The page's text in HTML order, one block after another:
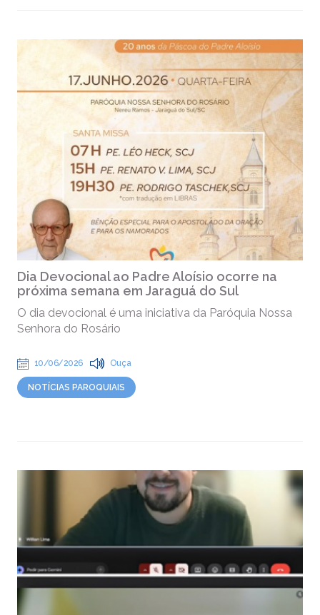
Dia Devocional ao Padre Aloísio ocorre na
próxima semana em Jaraguá do Sul
O dia devocional é uma iniciativa da Paróquia Nossa
Senhora do Rosário
10/06/2026 Ouça
NOTÍCIAS PAROQUIAIS